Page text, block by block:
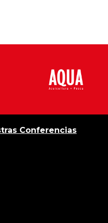
Conferencias